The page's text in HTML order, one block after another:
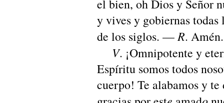
el bien, oh Dios y Señor
y vives y gobiernas todas
de los siglos. —R. Amén.
V. ¡Omnipotente y
Espíritu somos todos
cuerpo! Te alabamos y te